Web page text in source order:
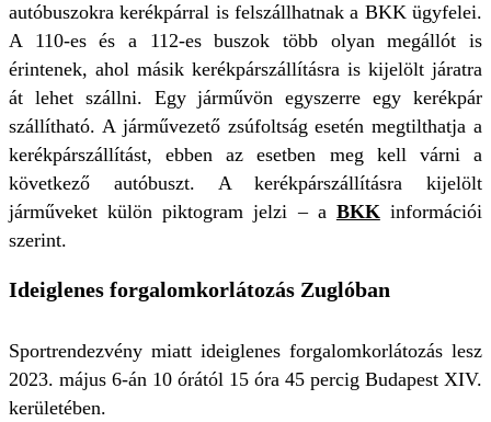
autóbuszokra kerékpárral is felszállhatnak a BKK ügyfelei.
A 110-es és a 112-es buszok több olyan megállót is
érintenek, ahol másik kerékpárszállításra is kijelölt járatra
át lehet szállni. Egy járművön egyszerre egy kerékpár
szállítható. A járművezető zsúfoltság esetén megtilthatja a
kerékpárszállítást, ebben az esetben meg kell várni a
következő autóbuszt. A kerékpárszállításra kijelölt
járműveket külön piktogram jelzi – a BKKinformációi
szerint.
Ideiglenes forgalomkorlátozás Zuglóban
Sportrendezvény miatt ideiglenes forgalomkorlátozás lesz
2023. május 6-án 10 órától 15 óra 45 percig Budapest XIV.
kerületében.